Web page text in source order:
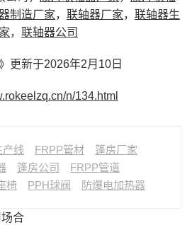
制造厂家， 联轴器厂家， 联轴器生
， 联轴器公司
》更新于2026年2月10日
n/134.html
产线 FRPP管材
篷房厂家
篷房公司
FRPP管道
椅 PPH球阀 防爆电加热器
合